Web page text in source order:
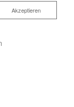
»Komfort-Bad 4,6 ㎡
Akzeptieren